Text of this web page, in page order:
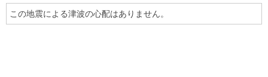
この地震による津波の心配はありません。